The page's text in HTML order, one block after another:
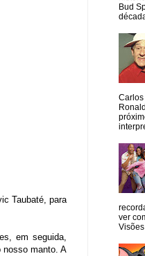
Taubaté, para
em seguida,
nosso manto. A
Bud
Carlos
ver